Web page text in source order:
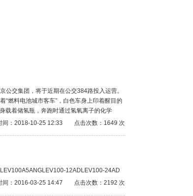
交集团，将于近期在公交384路投入运营。
燃料电池城市客车”，白色车身上印着醒目的
载着储氢瓶，奔跑时通过氢氧离子的化学
间：2018-10-25 12:33
点击次数：1649 次
12ADLEV100-24AD
间：2016-03-25 14:47
点击次数：2192 次